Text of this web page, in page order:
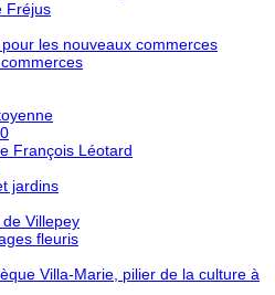
Fréjus
les nouveaux commerces
François Léotard
jardins
Villepey
fleuris
Villa-Marie, pilier de la culture à